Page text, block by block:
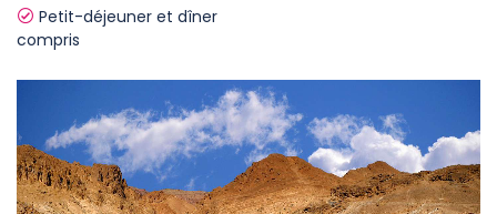
Petit-déjeuner et dîner
compris